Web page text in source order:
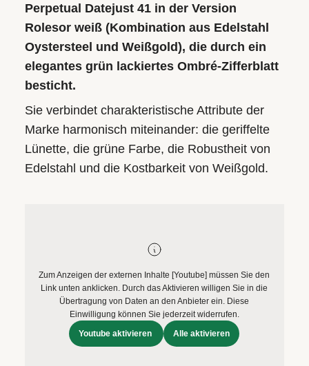
Perpetual Datejust 41 in der Version
Rolesor weiß (Kombination aus Edelstahl
Oystersteel und Weißgold), die durch ein
elegantes grün lackiertes Ombré-Zifferblatt
besticht.
Sie verbindet charakteristische Attribute der
Marke harmonisch miteinander: die geriffelte
Lünette, die grüne Farbe, die Robustheit von
Edelstahl und die Kostbarkeit von Weißgold.
Zum Anzeigen der externen Inhalte [Youtube] müssen Sie den
Link unten anklicken. Durch das Aktivieren willigen Sie in die
Übertragung von Daten an den Anbieter ein. Diese
Einwilligung können Sie jederzeit widerrufen.
Youtube aktivieren
Alle aktivieren